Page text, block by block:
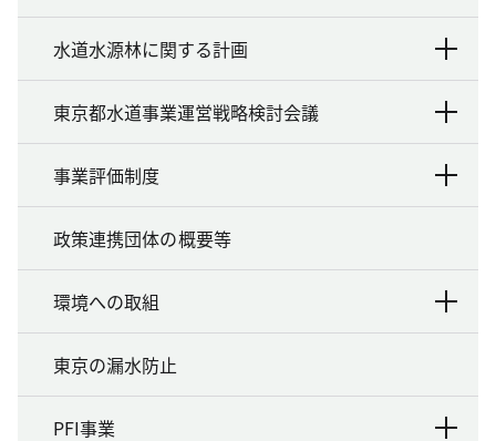
水道水源林に関する計画
東京都水道事業運営戦略検討会議
事業評価制度
政策連携団体の概要等
環境への取組
東京の漏水防止
PFI事業